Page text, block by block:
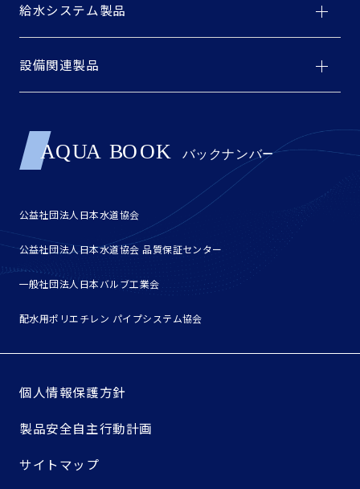
給水システム製品
設備関連製品
公益社団法人日本水道協会
公益社団法人日本水道協会 品質保証センター
一般社団法人日本バルブ工業会
配水用ポリエチレン パイプシステム協会
個人情報保護方針
製品安全自主行動計画
サイトマップ